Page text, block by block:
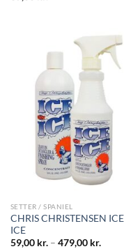
SETTER / SPANIEL
CHRIS CHRISTENSEN
ICE
59,00 kr.– 479,00 kr.